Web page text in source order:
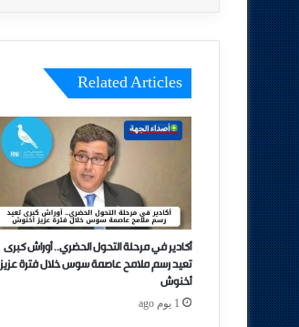
Related Articles
أكادير في مرحلة التحول الحضري.. أوراش كبرى
تعيد رسم ملامح عاصمة سوس خلال فترة عزيز
أخنوش
1 يوم ago